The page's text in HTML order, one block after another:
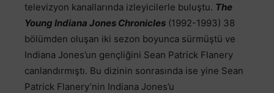
televizyon kanallarında izleyicilerle buluştu. The
Young Indiana Jones Chronicles (1992-1993) 38
bölümden oluşan iki sezon boyunca sürmüştü ve
Indiana Jones’un gençliğini Sean Patrick Flanery
canlandırmıştı. Bu dizinin sonrasında ise yine Sean
Patrick Flanery’nin Indiana Jones’u